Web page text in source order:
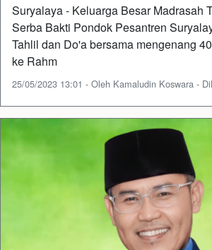
Suryalaya - Keluarga Besar Madrasah
Serba Bakti Pondok Pesantren
Tahlil dan Do'a bersama mengenang
ke Rahm
25/05/2023 13:01 - Oleh Kamaludin Koswara -